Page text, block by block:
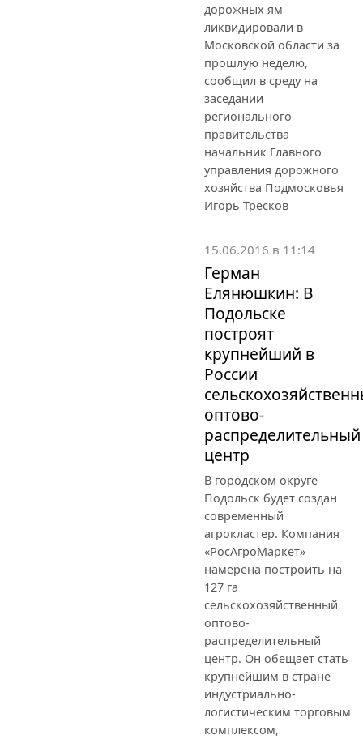
дорожных ям
ликвидировали в
Московской области за
прошлую неделю,
сообщил в среду на
заседании
регионального
правительства
начальник Главного
управления дорожного
хозяйства Подмосковья
Игорь Тресков
15.06.2016 в 11:14
Герман
Елянюшкин: В
Подольске
построят
крупнейший в
России
оптово-
распределительный
центр
В городском округе
Подольск будет создан
современный
агрокластер. Компания
«РосАгроМаркет»
намерена построить на
127 га
сельскохозяйственный
оптово-
распределительный
центр. Он обещает стать
крупнейшим в стране
индустриально-
логистическим торговым
комплексом,